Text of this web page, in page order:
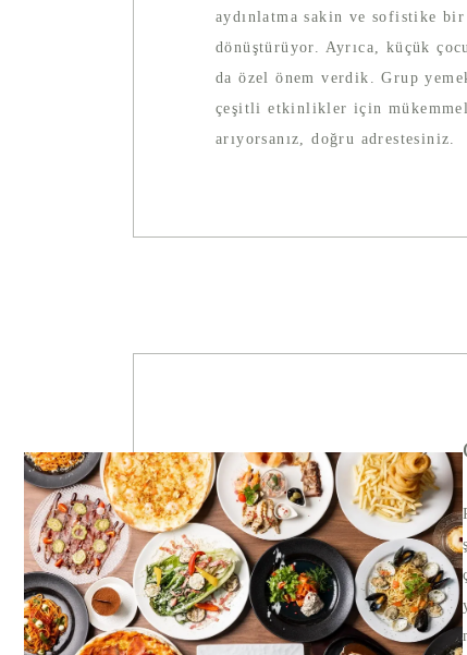
aydınlatma sakin ve sofistike
dönüştürüyor. Ayrıca, küçük
da özel önem verdik. Grup
çeşitli etkinlikler için
arıyorsanız, doğru adrestesiniz.